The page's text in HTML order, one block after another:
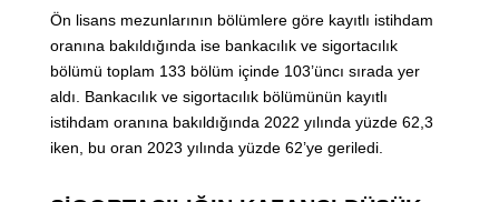
Ön lisans mezunlarının bölümlere göre kayıtlı istihdam
oranına bakıldığında ise bankacılık ve sigortacılık
bölümü toplam 133 bölüm içinde 103’üncı sırada yer
aldı. Bankacılık ve sigortacılık bölümünün kayıtlı
istihdam oranına bakıldığında 2022 yılında yüzde 62,3
iken, bu oran 2023 yılında yüzde 62’ye geriledi.